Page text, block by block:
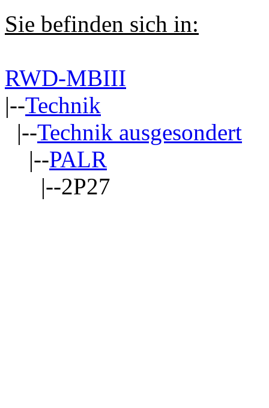
Sie befinden sich in:
RWD-MBIII
|--Technik
|--Technik ausgesondert
|--PALR
|--2P27